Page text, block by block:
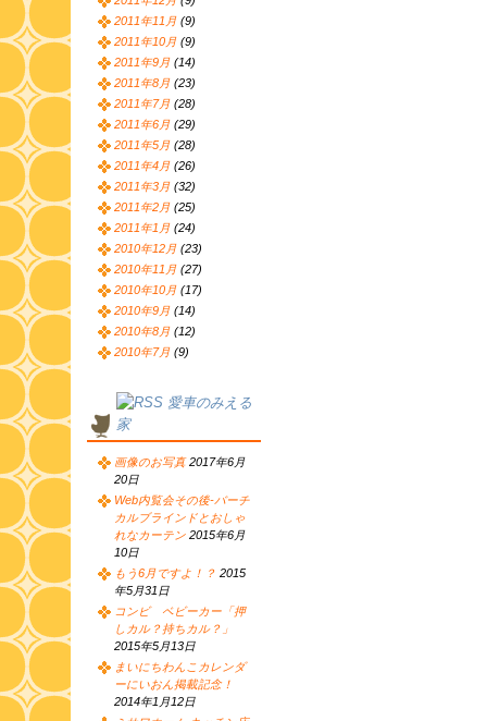
2011年11月 (9)
2011年10月 (9)
2011年9月 (14)
2011年8月 (23)
2011年7月 (28)
2011年6月 (29)
2011年5月 (28)
2011年4月 (26)
2011年3月 (32)
2011年2月 (25)
2011年1月 (24)
2010年12月 (23)
2010年11月 (27)
2010年10月 (17)
2010年9月 (14)
2010年8月 (12)
2010年7月 (9)
愛車のみえる
家
画像のお写真 2017年6月
20日
Web内覧会その後-バーチ
カルブラインドとおしゃ
れなカーテン 2015年6月
10日
もう6月ですよ！？ 2015
年5月31日
コンビ ベビーカー「押
しカル？持ちカル？」
2015年5月13日
まいにちわんこカレンダ
ーにいおん掲載記念！
2014年1月12日